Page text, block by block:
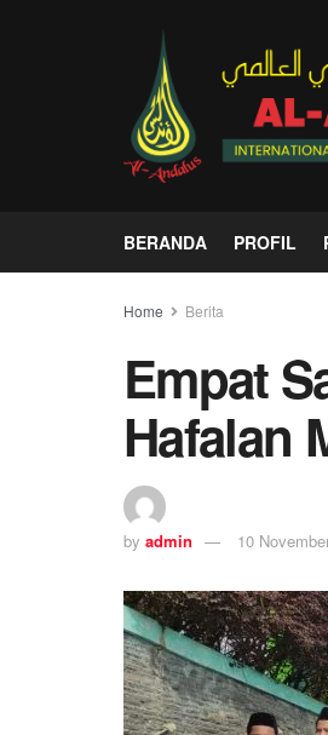
BERANDA PROFIL
Home Berita
Empat
Hafalan
by admin 10